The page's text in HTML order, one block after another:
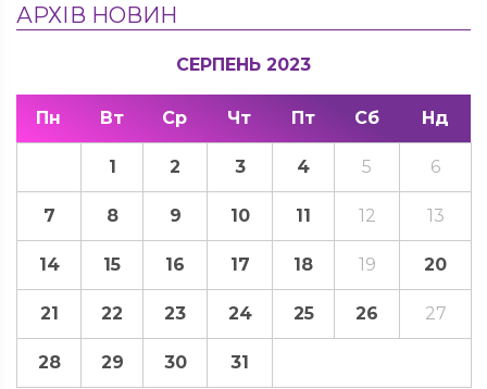
АРХІВ НОВИН
СЕРПЕНЬ 2023
Пн Вт Ср Чт Пт Сб Нд
1 2 3 4 5 6
7 8 9 10 11 12 13
14 15 16 17 18 19 20
21 22 23 24 25 26 27
28 29 30 31